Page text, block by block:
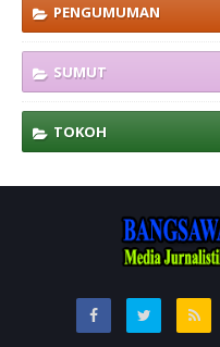
PENGUMUMAN
SUMUT
TOKOH